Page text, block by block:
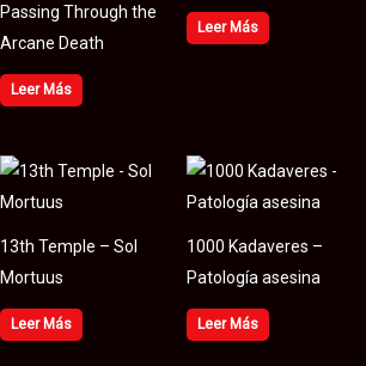
Passing Through the
Arcane Death
Leer Más
Leer Más
13th Temple – Sol
Mortuus
Leer Más
1000 Kadaveres –
Patología asesina
Leer Más